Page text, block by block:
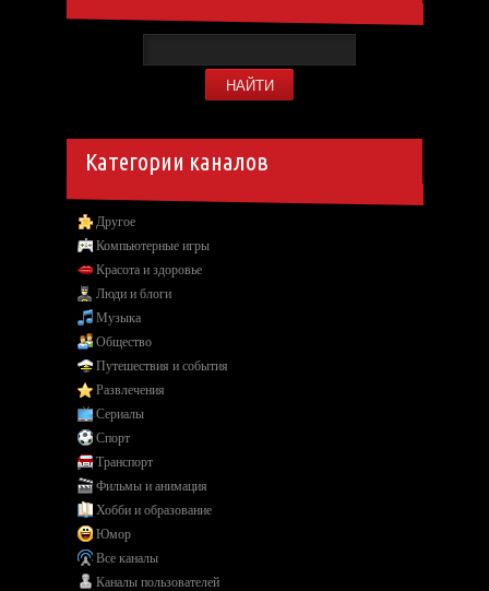
Категории каналов
Другое
Компьютерные игры
Красота и здоровье
Люди и блоги
Музыка
Общество
Путешествия и события
Развлечения
Сериалы
Спорт
Транспорт
Фильмы и анимация
Хобби и образование
Юмор
Все каналы
Каналы пользователей